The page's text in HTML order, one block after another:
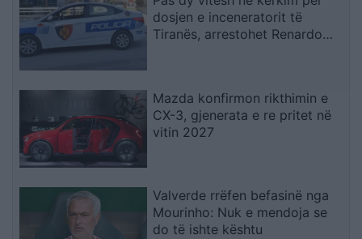
dosjen e inceneratorit të
Tiranës, arrestohet Renardo
Mazda konfirmon rikthimin e
CX-3, gjenerata e re pritet në
vitin 2027
Valverde rrëfen befasinë nga
Mourinho: Nuk e mendoja se
do të ishte kështu